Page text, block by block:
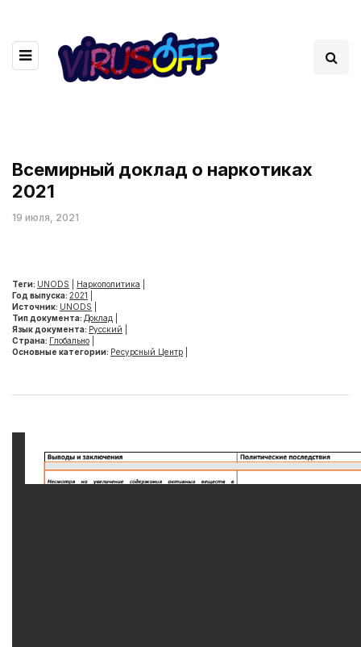
Всемирный доклад о наркотиках
2021
19 июля, 2021
Теги: UNODS Наркополитика
Год выпуска: 2021
Источник: UNODS
Тип документа: Доклад
Язык документа: Русский
Страна: Глобально
Основные категории: Ресурсный Центр